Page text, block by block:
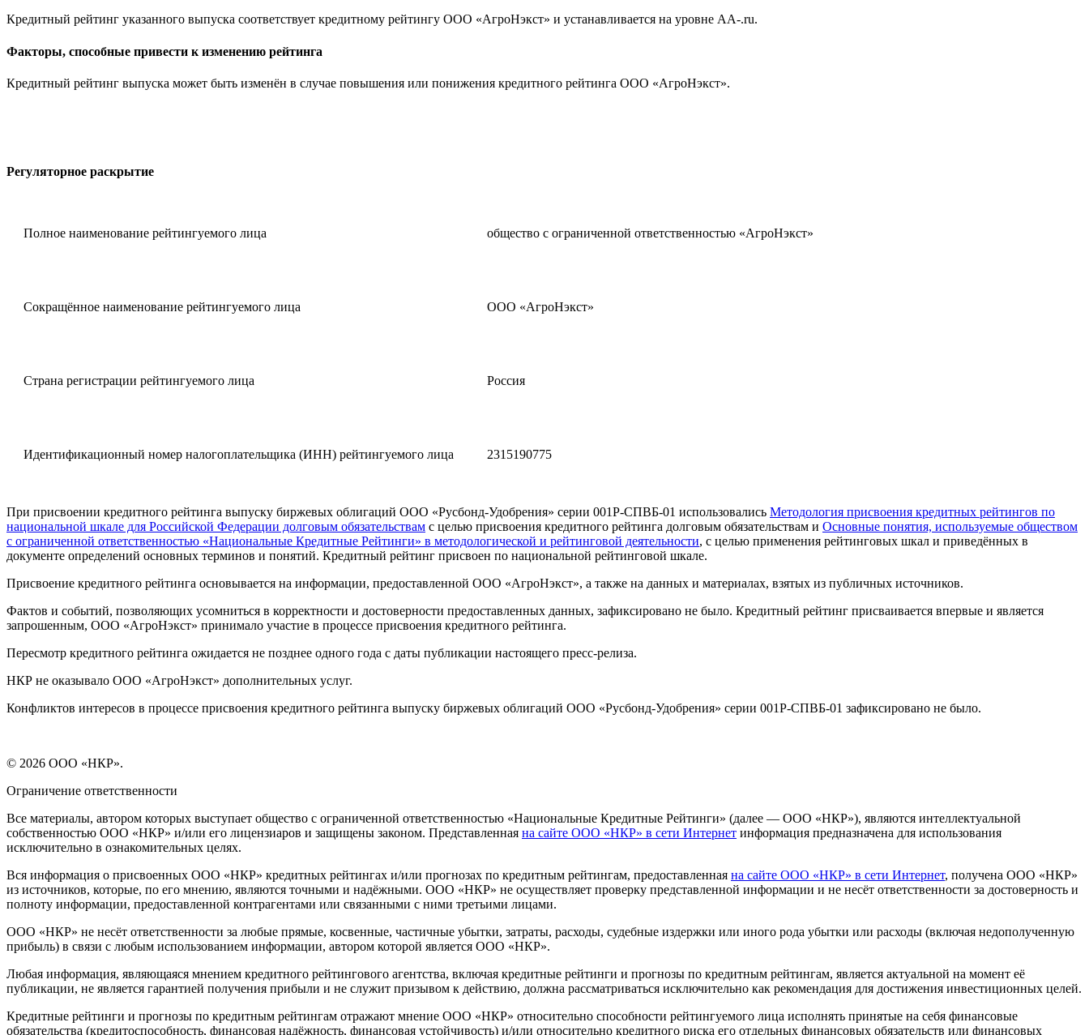
Кредитный рейтинг указанного выпуска соответствует кредитному рейтингу ООО «АгроНэкст» и устанавливается на уровне AА-.ru.
Факторы, способные привести к изменению рейтинга
Кредитный рейтинг выпуска может быть изменён в случае повышения или понижения кредитного рейтинга ООО «АгроНэкст».
Регуляторное раскрытие
Полное наименование рейтингуемого лица общество с ограниченной ответственностью «АгроНэкст»
Сокращённое наименование рейтингуемого лица ООО «АгроНэкст»
Страна регистрации рейтингуемого лица Россия
Идентификационный номер налогоплательщика (ИНН) рейтингуемого лица 2315190775
При присвоении кредитного рейтинга выпуску биржевых облигаций ООО «Русбонд-Удобрения» серии 001Р-СПВБ-01 использовались Методология присвоения кредитных рейтингов по
национальной шкале для Российской Федерации долговым обязательствам с целью присвоения кредитного рейтинга долговым обязательствам и Основные понятия, используемые обществом
с ограниченной ответственностью «Национальные Кредитные Рейтинги» в методологической и рейтинговой деятельности, с целью применения рейтинговых шкал и приведённых в
документе определений основных терминов и понятий. Кредитный рейтинг присвоен по национальной рейтинговой шкале.
Присвоение кредитного рейтинга основывается на информации, предоставленной ООО «АгроНэкст», а также на данных и материалах, взятых из публичных источников.
Фактов и событий, позволяющих усомниться в корректности и достоверности предоставленных данных, зафиксировано не было. Кредитный рейтинг присваивается впервые и является
запрошенным, ООО «АгроНэкст» принимало участие в процессе присвоения кредитного рейтинга.
Пересмотр кредитного рейтинга ожидается не позднее одного года с даты публикации настоящего пресс-релиза.
НКР не оказывало ООО «АгроНэкст» дополнительных услуг.
Конфликтов интересов в процессе присвоения кредитного рейтинга выпуску биржевых облигаций ООО «Русбонд-Удобрения» серии 001Р-СПВБ-01 зафиксировано не было.
© 2026 ООО «НКР».
Ограничение ответственности
Все материалы, автором которых выступает общество с ограниченной ответственностью «Национальные Кредитные Рейтинги» (далее — ООО «НКР»), являются интеллектуальной
собственностью ООО «НКР» и/или его лицензиаров и защищены законом. Представленная на сайте ООО «НКР» в сети Интернет информация предназначена для использования
исключительно в ознакомительных целях.
Вся информация о присвоенных ООО «НКР» кредитных рейтингах и/или прогнозах по кредитным рейтингам, предоставленная на сайте ООО «НКР» в сети Интернет, получена ООО «НКР»
из источников, которые, по его мнению, являются точными и надёжными. ООО «НКР» не осуществляет проверку представленной информации и не несёт ответственности за достоверность и
полноту информации, предоставленной контрагентами или связанными с ними третьими лицами.
ООО «НКР» не несёт ответственности за любые прямые, косвенные, частичные убытки, затраты, расходы, судебные издержки или иного рода убытки или расходы (включая недополученную
прибыль) в связи с любым использованием информации, автором которой является ООО «НКР».
Любая информация, являющаяся мнением кредитного рейтингового агентства, включая кредитные рейтинги и прогнозы по кредитным рейтингам, является актуальной на момент её
публикации, не является гарантией получения прибыли и не служит призывом к действию, должна рассматриваться исключительно как рекомендация для достижения инвестиционных целей.
Кредитные рейтинги и прогнозы по кредитным рейтингам отражают мнение ООО «НКР» относительно способности рейтингуемого лица исполнять принятые на себя финансовые
обязательства (кредитоспособность, финансовая надёжность, финансовая устойчивость) и/или относительно кредитного риска его отдельных финансовых обязательств или финансовых